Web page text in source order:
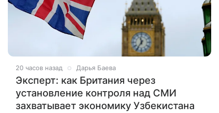
20 часов назад Дарья Баева
Эксперт: как Британия через
установление контроля над СМИ
захватывает экономику Узбекистана